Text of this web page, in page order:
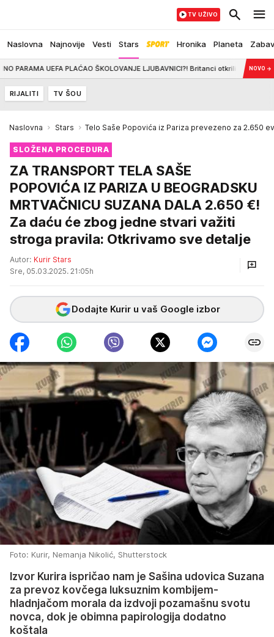
Naslovna Najnovije Vesti Stars Hronika Planeta
TV UŽIVO
UEFA PLAĆAO ŠKOLOVANJE LJUBAVNICI?! Britanci otkrili nove šokantneNOVO →
RIJALITI TV ŠOU
Naslovna Stars Telo Saše Popovića iz Pariza prevezeno za 2.650
SLOŽENA PROCEDURA
ZA TRANSPORT TELA SAŠE
POPOVIĆA IZ PARIZA U BEOGRADSKU
MRTVAČNICU SUZANA DALA 2.650 €!
Za daću će zbog jedne stvari važiti
stroga pravila: Otkrivamo sve detalje
Autor: Kurir Stars
Sre, 05.03.2025. 21:05h
Dodajte Kurir u vaš Google izbor
Foto: Kurir, Nemanja Nikolić, Shutterstock
Izvor Kurira ispričao nam je Sašina udovica Suzana
za prevoz kovčega luksuznim kombijem-
hladnjačom morala da izdvoji pozamašnu svotu
novca, dok je obimna papirologija dodatno
koštala